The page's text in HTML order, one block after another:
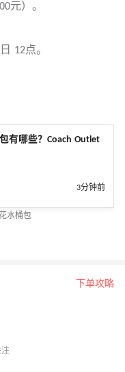
元）。
12点。
有哪些？Coach Outlet
3分钟前
下单攻略